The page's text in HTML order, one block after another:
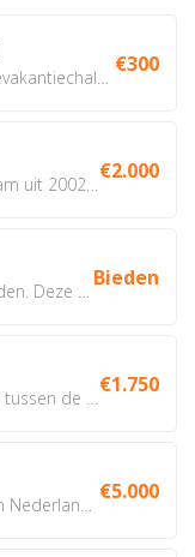
€300
€2.000
Bieden
€1.750
€5.000